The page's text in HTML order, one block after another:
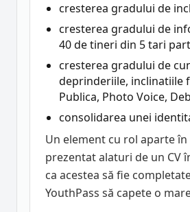
cresterea gradului de
cresterea gradului de
40 de tineri din 5 tari
cresterea gradului de
deprinderiile, inclinatiile
Publica, Photo Voice,
consolidarea unei
Un element cu rol aparte
prezentat alaturi de un CV
ca acestea să fie
YouthPass să capete o